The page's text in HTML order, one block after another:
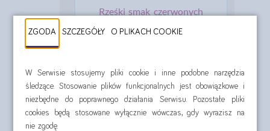
Rześki smak czerwonych
ZGODA SZCZEGÓŁY O PLIKACH COOKIE
W Serwisie stosujemy pliki cookie i inne podobne narzędzia
śledzące. Stosowanie plików funkcjonalnych jest obowiązkowe i
niezbędne do poprawnego działania Serwisu. Pozostałe pliki
cookies będą stosowane wyłącznie wówczas, gdy wyrazisz na
nie zgodę.